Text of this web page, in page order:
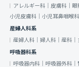
アレルギー科｜ 皮膚科｜ 眼
小児皮膚科｜ 小児耳鼻咽喉科
産婦人科系
産婦人科｜ 婦人科｜ 産科｜
呼吸器科系
呼吸器内科｜ 呼吸器外科｜